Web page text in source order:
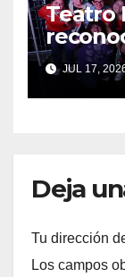
Teatro
susJUL 17,
Deja
Tu dirección
Los campos